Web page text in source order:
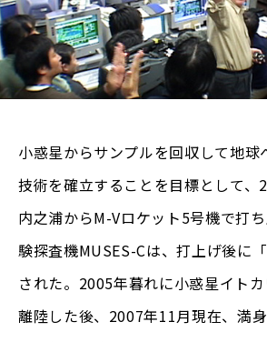
小惑星からサンプルを回収して地球
技術を確立することを目標として、
内之浦からM-Vロケット5号機で打
験探査機MUSES-Cは、打上げ後に
された。2005年暮れに小惑星イト
離陸した後、2007年11月現在、満